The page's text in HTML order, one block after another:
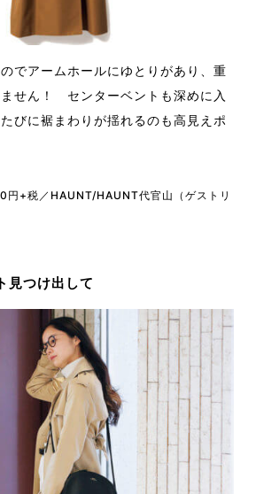
でアームホールにゆとりがあり、重
せん！ センターベントも深めに入
びに裾まわりが揺れるのも高見えポ
円+税／HAUNT/HAUNT代官山（ゲストリ
見つけ出して